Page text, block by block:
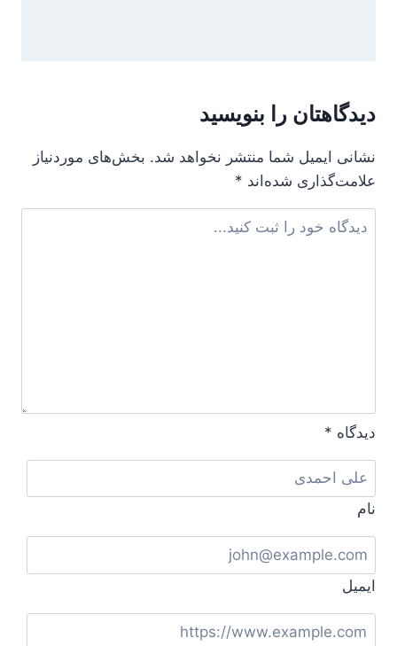
دیدگاهتان را بنویسید
نشانی ایمیل شما منتشر نخواهد شد. بخش‌های موردنیاز
علامت‌گذاری شده‌اند *
دیدگاه *
نام
ایمیل